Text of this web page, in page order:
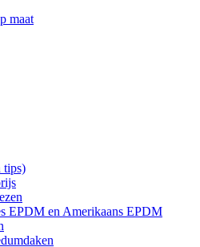
maat
tips)
EPDM en Amerikaans EPDM